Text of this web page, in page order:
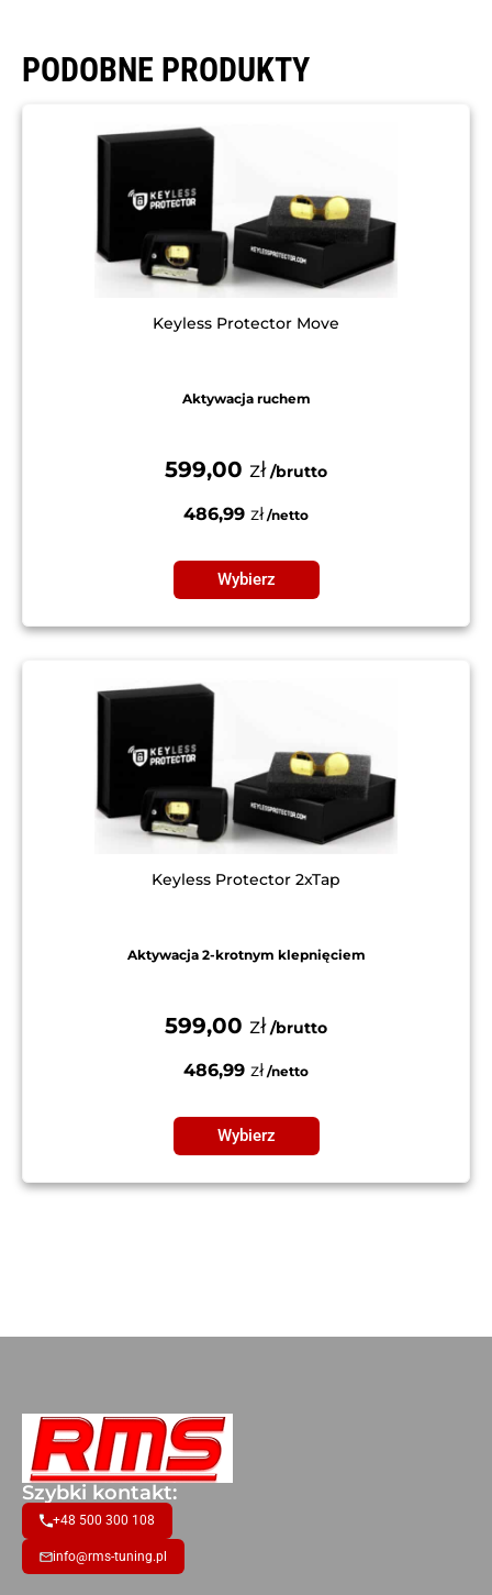
PODOBNE PRODUKTY
Keyless Protector Move
Aktywacja ruchem
599,00 zł
486,99 zł
Wybierz
Keyless Protector 2xTap
Aktywacja 2-krotnym klepnięciem
599,00 zł
486,99 zł
Wybierz
Szybki kontakt:
+48 500 300 108
info@rms-tuning.pl